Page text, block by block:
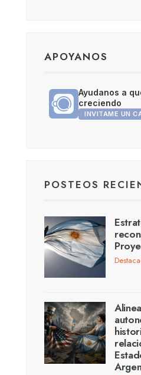
APOYANOS
Ayudanos a
creciendo
INVITAME UN
POSTEOS